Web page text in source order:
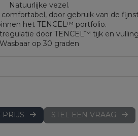
Natuurlijke vezel.
door gebruik van de
het TENCEL™ portfolio.
door TENCEL™ tijk en
Wasbaar op 30 graden
PRIJS STEL EEN VRAAG